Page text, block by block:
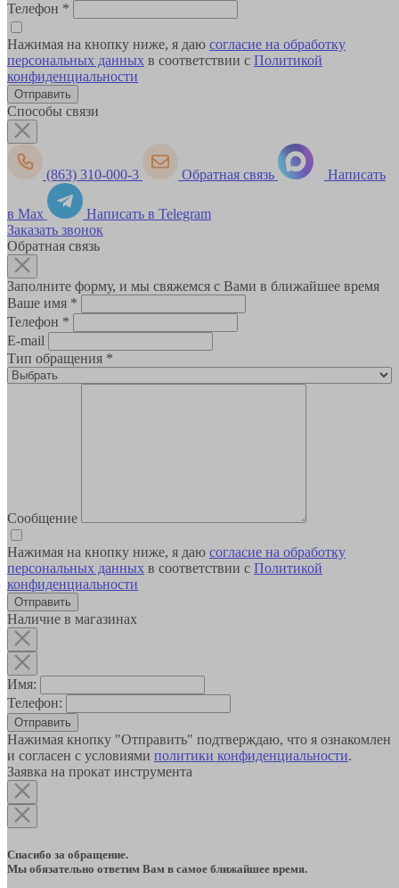
Телефон *
Нажимая на кнопку ниже, я даю согласие на обработку
персональных данных в соответствии с Политикой
конфиденциальности
Способы связи
(863) 310-000-3 Обратная связь Написать
в Max
Написать в Telegram
Заказать звонок
Обратная связь
Заполните форму, и мы свяжемся с Вами в ближайшее время
Ваше имя *
Телефон *
E-mail
Тип обращения *
Сообщение
Нажимая на кнопку ниже, я даю согласие на обработку
персональных данных в соответствии с Политикой
конфиденциальности
Наличие в магазинах
Имя:
Телефон:
Отправить
Нажимая кнопку "Отправить" подтверждаю, что я ознакомлен
и согласен с условиями политики конфиденциальности.
Заявка на прокат инструмента
Спасибо за обращение.
Мы обязательно ответим Вам в самое ближайшее время.